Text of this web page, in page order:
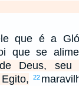
que é a
que se
Deus, seu
22